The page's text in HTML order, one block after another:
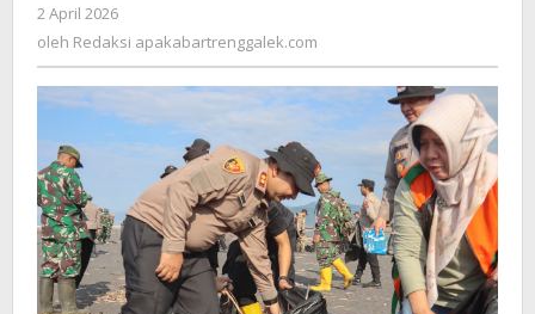
Pantai
2 April 2026
Redaksi
apakabartrenggalek.com
oleh Redaksi apakabartrenggalek.com